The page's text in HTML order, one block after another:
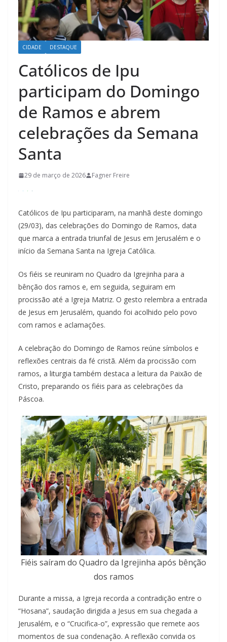
CIDADE DESTAQUE
Católicos de Ipu
participam do Domingo
de Ramos e abrem
celebrações da Semana
Santa
29 de março de 2026 Fagner Freire
Católicos de Ipu participaram, na manhã deste domingo
(29/03), das celebrações do Domingo de Ramos, data
que marca a entrada triunfal de Jesus em Jerusalém e o
início da Semana Santa na Igreja Católica.
Os fiéis se reuniram no Quadro da Igrejinha para a
bênção dos ramos e, em seguida, seguiram em
procissão até a Igreja Matriz. O gesto relembra a entrada
de Jesus em Jerusalém, quando foi acolhido pelo povo
com ramos e aclamações.
A celebração do Domingo de Ramos reúne símbolos e
reflexões centrais da fé cristã. Além da procissão com
ramos, a liturgia também destaca a leitura da Paixão de
Cristo, preparando os fiéis para as celebrações da
Páscoa.
Fiéis saíram do Quadro da Igrejinha após bênção
dos ramos
Durante a missa, a Igreja recorda a contradição entre o
“Hosana”, saudação dirigida a Jesus em sua chegada a
Jerusalém, e o “Crucifica-o”, expressão que remete aos
momentos de sua condenação. A reflexão convida os